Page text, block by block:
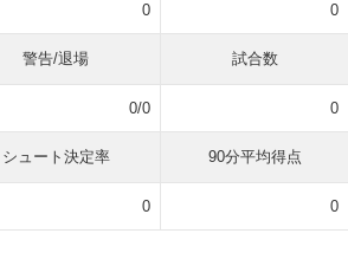
0 0
警告/退場 試合数
0/0 0
シュート決定率 90分平均得点
0 0